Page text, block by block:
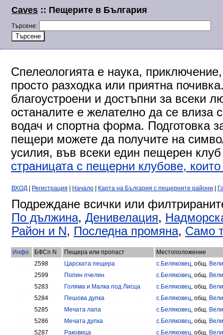
Caves :: Пещерите в България
Търсене:
Спелеологията е наука,
просто разходка или приятна
благоустроени и достъпни за всеки
останалите е желателно да се влиза
водач и спортна форма. Подготовка
пещери можете да получите на
усилия, във всеки един пещерен
страницата с пещерни клубове,
ВХОД Регистрация Начало Карта на България с пещерните райони
Подреждане всички или
По дължина, Денивелация,
Район и N, Последна промяна, Само
Инфо БФСп N Пещера или пропаст
Местоположение
2598
Царската пещера с.Беляковец, общ.
2599
Попин пчелин с.Беляковец, общ.
5283
Голяма и Малка под Лисца с.Беляковец, общ.
5284
Пешова дупка с.Беляковец, общ.
5285
Мечата лапа с.Беляковец, общ.
5286
Мечата дупка с.Беляковец, общ.
5287
Раковица с.Беляковец, общ.